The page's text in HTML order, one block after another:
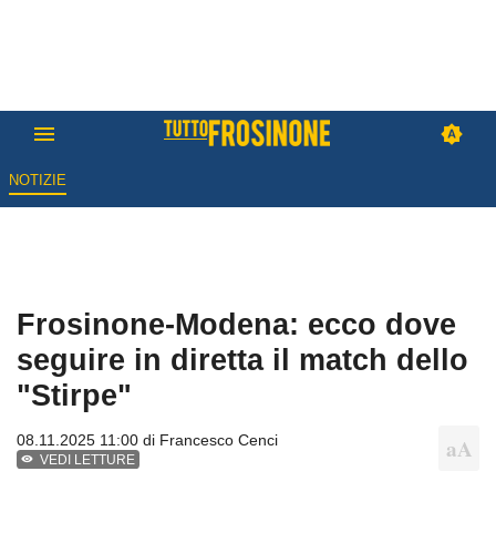
NOTIZIE
Frosinone-Modena: ecco dove
seguire in diretta il match dello
"Stirpe"
08.11.2025 11:00 di Francesco Cenci
VEDI LETTURE